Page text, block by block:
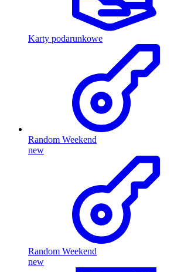
Karty podarunkowe
Random Weekend
new
Random Weekend
new